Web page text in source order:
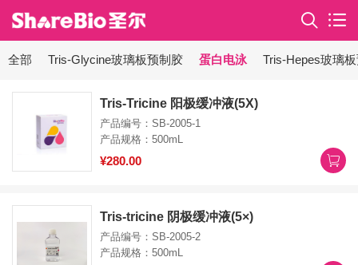
全部 Tris-Glycine玻璃板预制胶 蛋白电泳 Tris-Hepes玻璃
Tris-Tricine 阳极缓冲液(5X)
产品编号：SB-2005-1
产品规格：500mL
¥280.00
Tris-tricine 阴极缓冲液(5×)
产品编号：SB-2005-2
产品规格：500mL